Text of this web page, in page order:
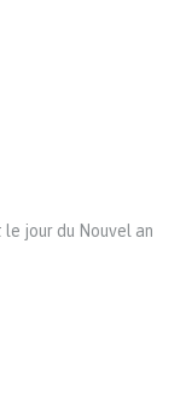
le jour du Nouvel an